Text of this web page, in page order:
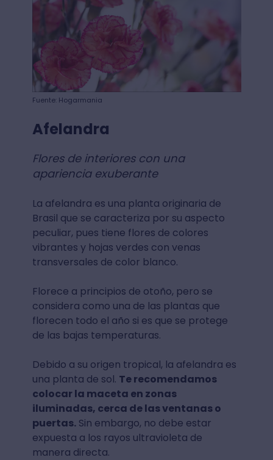
Fuente: Hogarmania
Afelandra
Flores de interiores con una
apariencia exuberante
La afelandra es una planta originaria de
Brasil que se caracteriza por su aspecto
peculiar, pues tiene flores de colores
vibrantes y hojas verdes con venas
transversales de color blanco.
Florece a principios de otoño, pero se
considera como una de las plantas que
florecen todo el año si es que se protege
de las bajas temperaturas.
Debido a su origen tropical, la afelandra es
una planta de sol. Te recomendamos
colocar la maceta en zonas
iluminadas, cerca de las ventanas o
puertas.Sin embargo, no debe estar
expuesta a los rayos ultravioleta de
manera directa.